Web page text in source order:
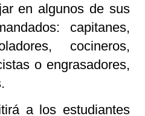
en algunos de sus
capitanes,
cocineros,
o engrasadores,
a los estudiantes